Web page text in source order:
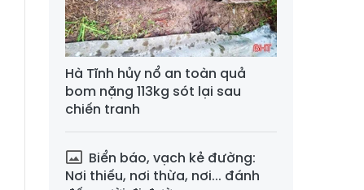
Hà Tĩnh hủy nổ an toàn quả
bom nặng 113kg sót lại sau
chiến tranh
Biển báo, vạch kẻ đường:
Nơi thiếu, nơi thừa, nơi... đánh